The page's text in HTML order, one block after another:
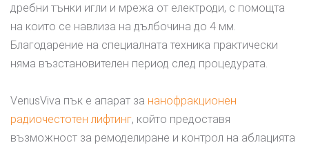
дребни тънки игли и мрежа от електроди, с помощта
на които се навлиза на дълбочина до 4 мм.
Благодарение на специалната техника практически
няма възстановителен период след процедурата.
VenusViva пък е апарат за нанофракционен
радиочестотен лифтинг, който предоставя
възможност за ремоделиране и контрол на аблацията